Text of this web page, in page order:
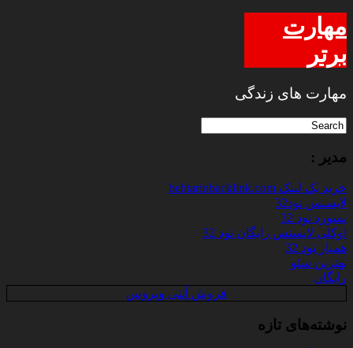
مهارت
برتر
مهارت های زندگی
مدیر :
خرید بک لینک behtarinbacklink.com
لایسنس نود32
پسورد نود 32
اوکلی لایسنس رایگان نود 32
همیار نود 32
بهترین سئو
رایگان
فروش آنتی ویروس
نوشته‌های تازه